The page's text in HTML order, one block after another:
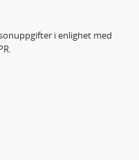
i enlighet med